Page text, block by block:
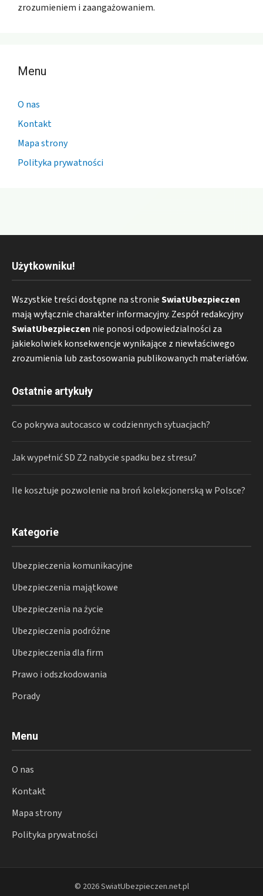
zrozumieniem i zaangażowaniem.
Menu
O nas
Kontakt
Mapa strony
Polityka prywatności
Użytkowniku!
Wszystkie treści dostępne na stronieSwiatUbezpieczen
mają wyłącznie charakter informacyjny. Zespół redakcyjny
SwiatUbezpieczen nie ponosi odpowiedzialności za
jakiekolwiek konsekwencje wynikające z niewłaściwego
zrozumienia lub zastosowania publikowanych materiałów.
Ostatnie artykuły
Co pokrywa autocasco w codziennych sytuacjach?
Jak wypełnić SD Z2 nabycie spadku bez stresu?
Ile kosztuje pozwolenie na broń kolekcjonerską w Polsce?
Kategorie
Ubezpieczenia komunikacyjne
Ubezpieczenia majątkowe
Ubezpieczenia na życie
Ubezpieczenia podróżne
Ubezpieczenia dla firm
Prawo i odszkodowania
Porady
Menu
O nas
Kontakt
Mapa strony
Polityka prywatności
© 2026 SwiatUbezpieczen.net.pl